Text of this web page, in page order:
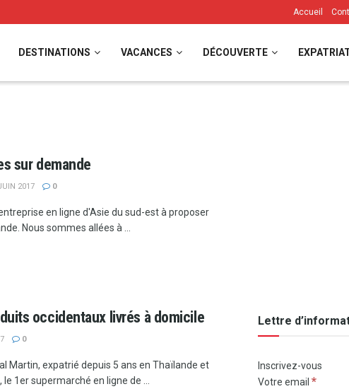
Accueil
DESTINATIONS VACANCES DÉCOUVERTE
sur demande
2017 0
en ligne d'Asie du sud-est à proposer
Nous sommes allées à ...
occidentaux livrés à domicile
0
Martin, expatrié depuis 5 ans en Thaïlande et
1er supermarché en ligne de ...
Lettre
Inscrivez-vous
Votre email *